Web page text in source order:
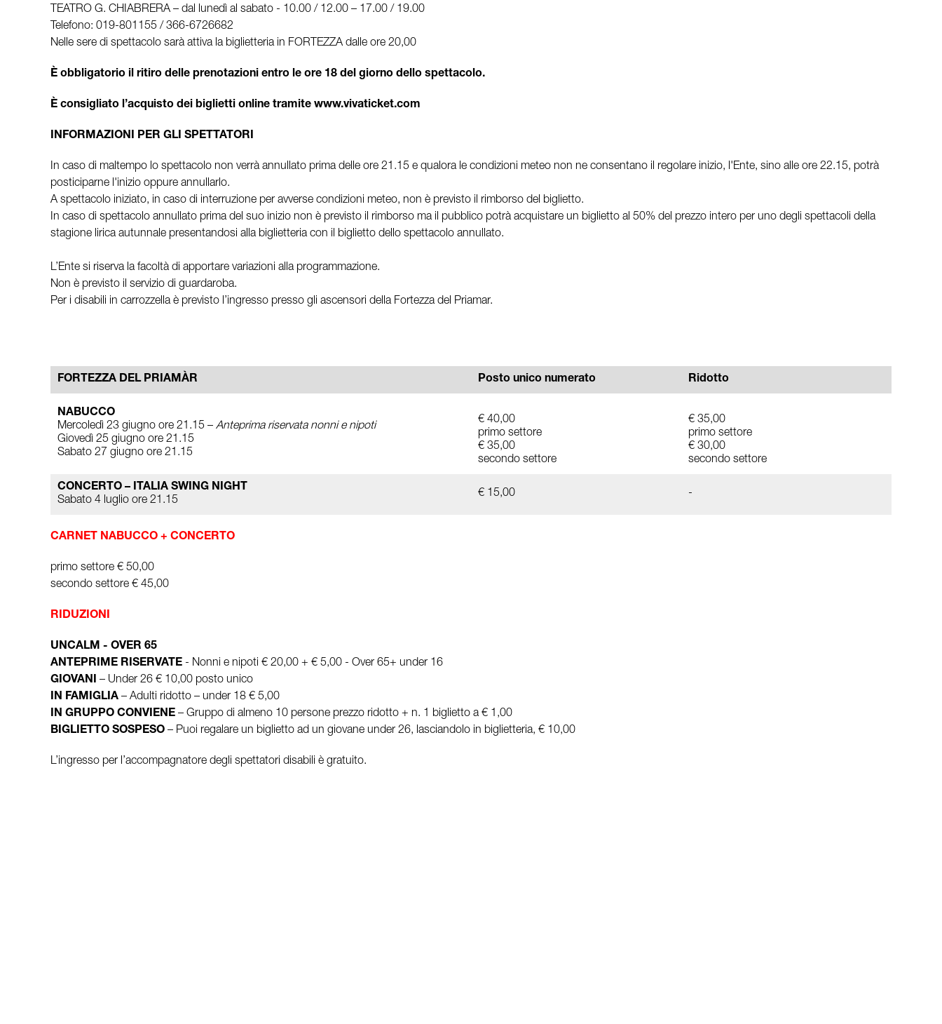
TEATRO G. CHIABRERA – dal lunedì al sabato - 10.00 / 12.00 – 17.00 / 19.00
Telefono: 019-801155 / 366-6726682
Nelle sere di spettacolo sarà attiva la biglietteria in FORTEZZA dalle ore 20,00
È obbligatorio il ritiro delle prenotazioni entro le ore 18 del giorno dello spettacolo.
È consigliato l’acquisto dei biglietti online tramite www.vivaticket.com
INFORMAZIONI PER GLI SPETTATORI
In caso di maltempo lo spettacolo non verrà annullato prima delle ore 21.15 e qualora le condizioni meteo non ne consentano il regolare inizio, l'Ente, sino alle ore 22.15, potrà
posticiparne l'inizio oppure annullarlo.
A spettacolo iniziato, in caso di interruzione per avverse condizioni meteo, non è previsto il rimborso del biglietto.
In caso di spettacolo annullato prima del suo inizio non è previsto il rimborso ma il pubblico potrà acquistare un biglietto al 50% del prezzo intero per uno degli spettacoli della
stagione lirica autunnale presentandosi alla biglietteria con il biglietto dello spettacolo annullato.
L’Ente si riserva la facoltà di apportare variazioni alla programmazione.
Non è previsto il servizio di guardaroba.
Per i disabili in carrozzella è previsto l’ingresso presso gli ascensori della Fortezza del Priamar.
FORTEZZA DEL PRIAMÀR Posto unico numerato Ridotto
NABUCCO
Mercoledì 23 giugno ore 21.15 – Anteprima riservata nonni e nipoti
Giovedì 25 giugno ore 21.15
Sabato 27 giugno ore 21.15
€ 40,00
primo settore
€ 35,00
secondo settore
€ 35,00
primo settore
€ 30,00
secondo settore
CONCERTO – ITALIA SWING NIGHT
Sabato 4 luglio ore 21.15
€ 15,00 -
CARNET NABUCCO + CONCERTO
primo settore € 50,00
secondo settore € 45,00
RIDUZIONI
UNCALM - OVER 65
ANTEPRIME RISERVATE - Nonni e nipoti € 20,00 + € 5,00 - Over 65+ under 16
GIOVANI – Under 26 € 10,00 posto unico
IN FAMIGLIA – Adulti ridotto – under 18 € 5,00
IN GRUPPO CONVIENE – Gruppo di almeno 10 persone prezzo ridotto + n. 1 biglietto a € 1,00
BIGLIETTO SOSPESO – Puoi regalare un biglietto ad un giovane under 26, lasciandolo in biglietteria, € 10,00
L’ingresso per l’accompagnatore degli spettatori disabili è gratuito.